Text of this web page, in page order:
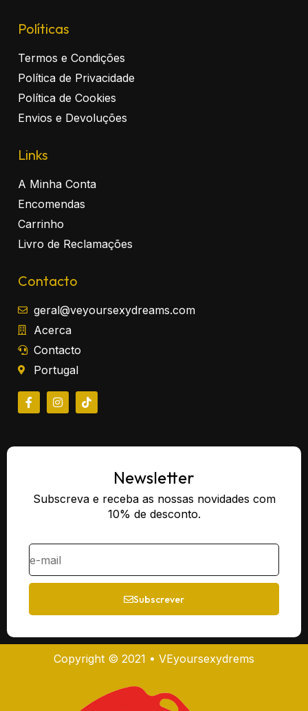
Políticas
Termos e Condições
Política de Privacidade
Política de Cookies
Envios e Devoluções
Links
A Minha Conta
Encomendas
Carrinho
Livro de Reclamações
Contacto
geral@veyoursexydreams.com
Acerca
Contacto
Portugal
Newsletter
Subscreva e receba as nossas novidades com
10% de desconto.
Subscrever
Copyright © 2021 • VEyoursexydrems